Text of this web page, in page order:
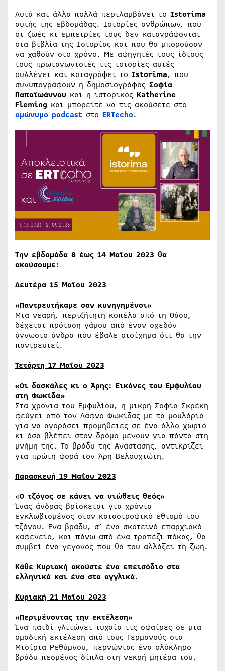
Αυτά και άλλα πολλά περιλαμβάνει το Istorima
αυτής της εβδομάδας. Ιστορίες ανθρώπων, που
οι ζωές κι εμπειρίες τους δεν καταγράφονται
στα βιβλία της Ιστορίας και που θα μπορούσαν
να χαθούν στο χρόνο. Με αφηγητές τους ίδιους
τους πρωταγωνιστές τις ιστορίες αυτές
συλλέγει και καταγράφει το Istorima, που
συνυπογράφουν η δημοσιογράφος Σοφία
Παπαϊωάννου και η ιστορικός Katherine
Fleming και μπορείτε να τις ακούσετε στο
ομώνυμο podcast στο ERTecho.
Tην εβδομάδα 8 έως 14 Μαΐου 2023 θα
ακούσουμε:
Δευτέρα 15 Μαΐου 2023
«Παντρευτήκαμε σαν κυνηγημένοι»
Μια νεαρή, περιζήτητη κοπέλα από τη Θάσο,
δέχεται πρόταση γάμου από έναν σχεδόν
άγνωστο άνδρα που έβαλε στοίχημα ότι θα την
παντρευτεί.
Τετάρτη 17 Μαΐου 2023
«Οι δασκάλες κι ο Άρης: Εικόνες του Εμφυλίου
στη Φωκίδα»
Στα χρόνια του Εμφυλίου, η μικρή Σοφία Σκρέκη
φεύγει από τον Δάφνο Φωκίδας με τα μουλάρια
για να αγοράσει προμήθειες σε ένα άλλο χωριό
κι όσα βλέπει στον δρόμο μένουν για πάντα στη
μνήμη της. Το βράδυ της Ανάστασης, αντικρίζει
για πρώτη φορά τον Άρη Βελουχιώτη.
Παρασκευή 19 Μαΐου 2023
«Ο τζόγος σε κάνει να νιώθεις θεός»
Ένας άνδρας βρίσκεται για χρόνια
εγκλωβισμένος στον καταστροφικό εθισμό του
τζόγου. Ένα βράδυ, σ’ ένα σκοτεινό επαρχιακό
καφενείο, και πάνω από ένα τραπέζι πόκας, θα
συμβεί ένα γεγονός που θα του αλλάξει τη ζωή.
Κάθε Κυριακή ακούστε ένα επεισόδιο στα
ελληνικά και ένα στα αγγλικά.
Κυριακή 21 Μαΐου 2023
«Περιμένοντας την εκτέλεση»
Ένα παιδί γλιτώνει τυχαία τις σφαίρες σε μια
ομαδική εκτέλεση από τους Γερμανούς στα
Μισίρια Ρεθύμνου, περνώντας ένα ολόκληρο
βράδυ πεσμένος δίπλα στη νεκρή μητέρα του.